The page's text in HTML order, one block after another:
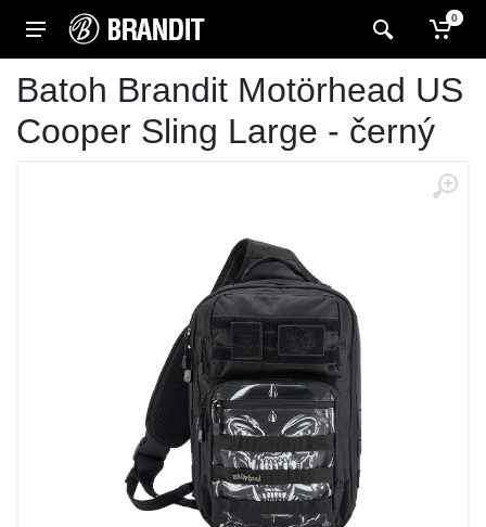
0
Batoh Brandit Motörhead US
Cooper Sling Large - černý